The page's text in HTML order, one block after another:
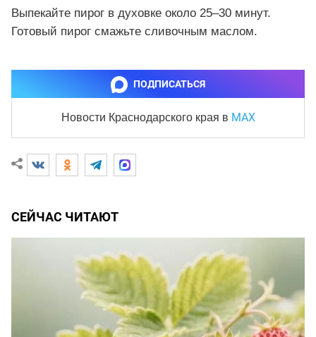
Выпекайте пирог в духовке около 25–30 минут.
Готовый пирог смажьте сливочным маслом.
ПОДПИСАТЬСЯ
Новости Краснодарского края в MAX
СЕЙЧАС ЧИТАЮТ